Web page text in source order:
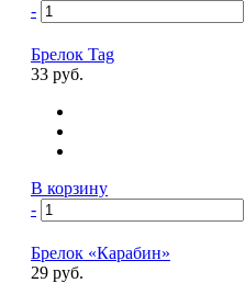
-
Брелок Tag
33 руб.
В корзину
-
Брелок «Карабин»
29 руб.